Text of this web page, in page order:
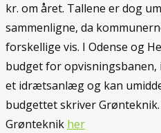
kr. om året. Tallene er dog
sammenligne, da
forskellige vis. I Odense og
budget for
et idrætsanlæg og kan
budgettet skriver
Grønteknik her